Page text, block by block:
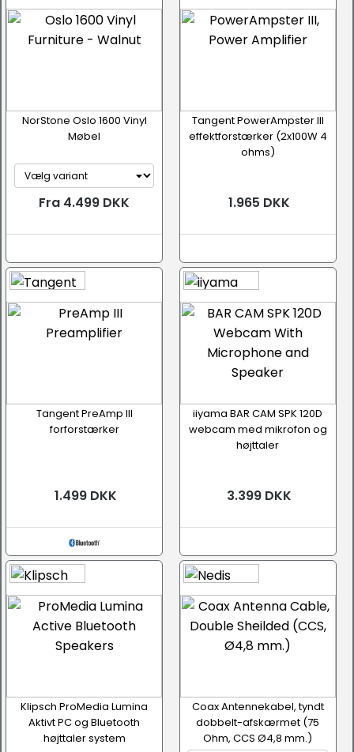
NorStone Oslo 1600 Vinyl
Møbel
Fra 4.499 DKK
Tangent PowerAmpster III
effektforstærker (2x100W 4
ohms)
1.965 DKK
Tangent PreAmp III
forforstærker
1.499 DKK
iiyama BAR CAM SPK 120D
webcam med mikrofon og
højttaler
3.399 DKK
Klipsch ProMedia Lumina
Aktivt PC og Bluetooth
højttaler system
Coax Antennekabel, tyndt
dobbelt-afskærmet (75
Ohm, CCS Ø4,8 mm.)